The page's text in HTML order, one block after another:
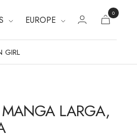
EUROPE
0
GIRL
MANGA LARGA,